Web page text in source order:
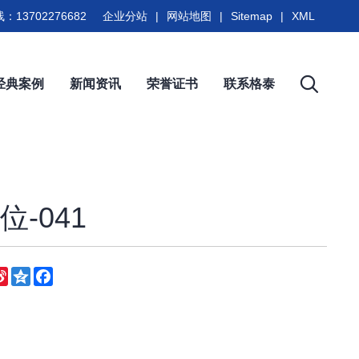
典案例 新闻资讯 荣誉证书 联系格泰
13702276682 企业分站 | 网站地图 | Sitemap | XML
-041
Sina
Weibo
QzoneFacebook